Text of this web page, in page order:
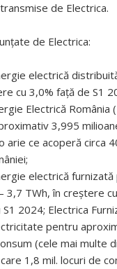
de Electrica.
de Electrica:
electrică
cu 3,0% față de S1
Electrică România
3,995
arie ce acoperă circa
electrică furnizată
3,7 TWh, în creștere
2024; Electrica
pentru
(cele mai multe
1,8 mil. locuri de